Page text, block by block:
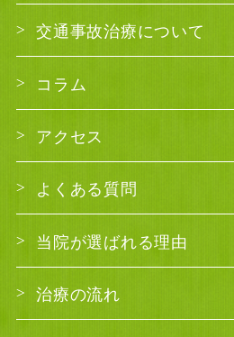
交通事故治療について
コラム
アクセス
よくある質問
当院が選ばれる理由
治療の流れ